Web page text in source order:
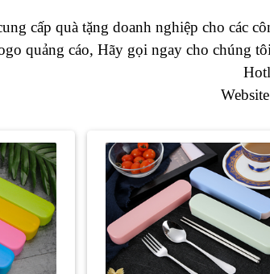
cấp quà tặng doanh nghiệp cho các
quảng cáo, Hãy gọi ngay cho chúng